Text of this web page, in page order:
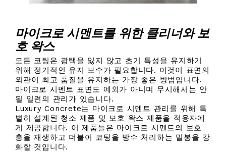
마이크로 시멘트를 위한 클리너와 보
호 왁스
모든 코팅은 광택을 잃지 않고 초기 특성을 유지하기
위해 정기적인 유지 보수가 필요합니다. 이것이 표면의
외관이 최고 품질을 유지하는 가장 좋은 방법입니다.
마이크로 시멘트 표면도 예외가 아니며 무시해서는 안
될 일련의 관리가 있습니다.
Luxury Concrete는 마이크로 시멘트 관리를 위해 특
별히 설계된 청소 제품 및 보호 왁스 제품을 적용자에
게 제공합니다. 이 제품들은 마이크로 시멘트의 보호
층을 재생하고 더불어 코팅을 방수 처리하는 밀봉을 강
화할 것입니다.